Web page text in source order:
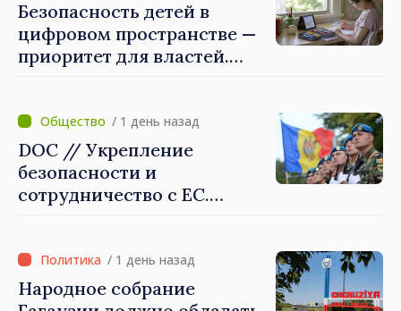
приоритетном режиме
Безопасность детей в
цифровом пространстве —
приоритет для властей.
которые будут их
защищать»
/ 1 день назад
DOC // Укрепление
безопасности и
сотрудничество с ЕС.
обороны на 2024–2034 годы
опубликована в Monitorul
Oficial
/ 1 день назад
Народное собрание